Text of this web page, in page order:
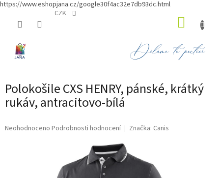
https://www.eshopjana.cz/google30f4ac32e7db93dc.html
CZK
Polokošile CXS HENRY, pánské, krátký
rukáv, antracitovo-bílá
Průměrné
Neohodnoceno Podrobnosti hodnocení Značka: Canis